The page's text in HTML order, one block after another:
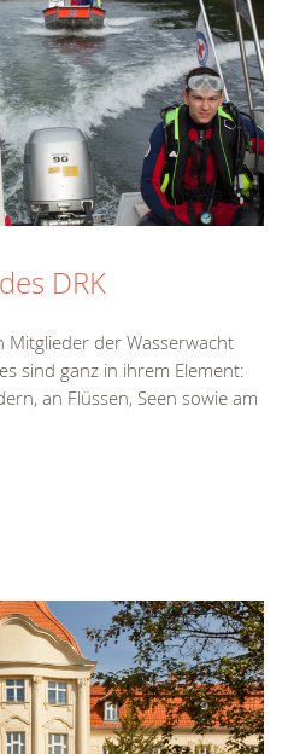
DRK
der Wasserwacht
sind ganz in ihrem Element:
an Flüssen, Seen sowie am